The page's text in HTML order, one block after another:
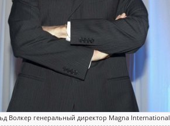
Волкер генеральный директор Magna International